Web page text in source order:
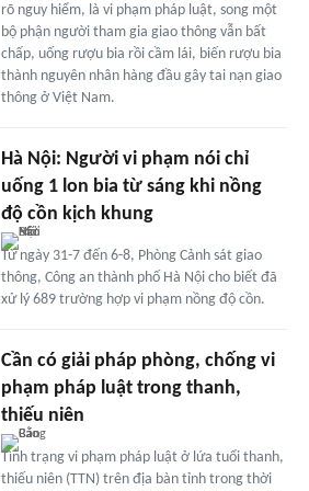
rõ nguy hiểm, là vi phạm pháp luật, song một
bộ phận người tham gia giao thông vẫn bất
chấp, uống rượu bia rồi cầm lái, biến rượu bia
thành nguyên nhân hàng đầu gây tai nạn giao
thông ở Việt Nam.
Hà Nội: Người vi phạm nói chỉ
uống 1 lon bia từ sáng khi nồng
độ cồn kịch khung
Từ ngày 31-7 đến 6-8, Phòng Cảnh sát giao
thông, Công an thành phố Hà Nội cho biết đã
xử lý 689 trường hợp vi phạm nồng độ cồn.
Cần có giải pháp phòng, chống vi
phạm pháp luật trong thanh,
thiếu niên
Tình trạng vi phạm pháp luật ở lứa tuổi thanh,
thiếu niên (TTN) trên địa bàn tỉnh trong thời